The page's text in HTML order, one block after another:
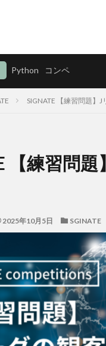
Python コンペ
SIGNATE 【練習問題
【練習問
2025年10月5日 SGINATE